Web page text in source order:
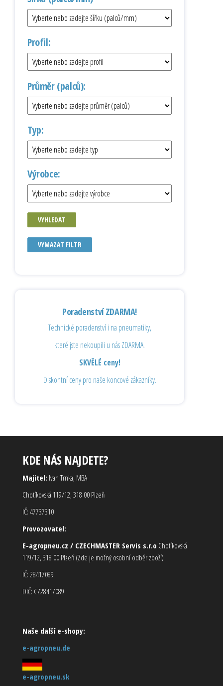
Profil:
Průměr (palců):
Typ:
Výrobce:
VYHLEDAT
VYMAZAT FILTR
Poradenství ZDARMA!
Technické poradenství i na pneumatiky,
které jste nekoupili u nás ZDARMA.
SKVĚLÉ ceny!
Diskontní ceny pro naše koncové zákazníky.
KDE NÁS NAJDETE?
Majitel: Ivan Trnka, MBA
Chotíkovská 119/12, 318 00 Plzeň
IČ: 47737310
Provozovatel:
E-agropneu.cz / CZECHMASTER Servis s.r.o Chotíkovská
119/12, 318 00 Plzeň (Zde je možný osobní odběr zboží)
IČ: 28417089
DIČ: CZ28417089
Naše další e-shopy:
e-agropneu.de
e-agropneu.sk